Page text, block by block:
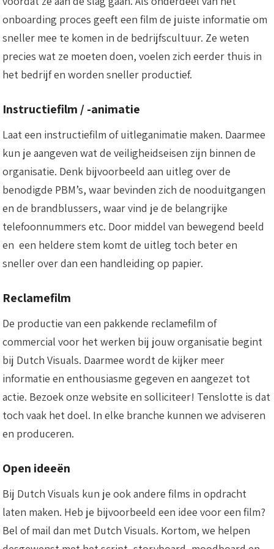
onboarding proces geeft een film de juiste informatie om
sneller mee te komen in de bedrijfscultuur. Ze weten
precies wat ze moeten doen, voelen zich eerder thuis in
het bedrijf en worden sneller productief.
Instructiefilm / -animatie
Laat een instructiefilm of uitleganimatie maken. Daarmee
kun je aangeven wat de veiligheidseisen zijn binnen de
organisatie. Denk bijvoorbeeld aan uitleg over de
benodigde PBM’s, waar bevinden zich de nooduitgangen
en de brandblussers, waar vind je de belangrijke
telefoonnummers etc. Door middel van bewegend beeld
en een heldere stem komt de uitleg toch beter en
sneller over dan een handleiding op papier.
Reclamefilm
De productie van een pakkende reclamefilm of
commercial voor het werken bij jouw organisatie begint
bij Dutch Visuals. Daarmee wordt de kijker meer
informatie en enthousiasme gegeven en aangezet tot
actie. Bezoek onze website en solliciteer! Tenslotte is dat
toch vaak het doel. In elke branche kunnen we adviseren
en produceren.
Open ideeën
Bij Dutch Visuals kun je ook andere films in opdracht
laten maken. Heb je bijvoorbeeld een idee voor een film?
Bel of mail dan met Dutch Visuals. Kortom, we helpen